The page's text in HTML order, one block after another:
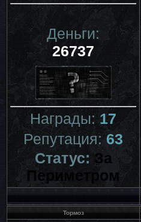
Деньги:
26737
Награды:17
Репутация:63
Статус:За
Периметром
Тормоз